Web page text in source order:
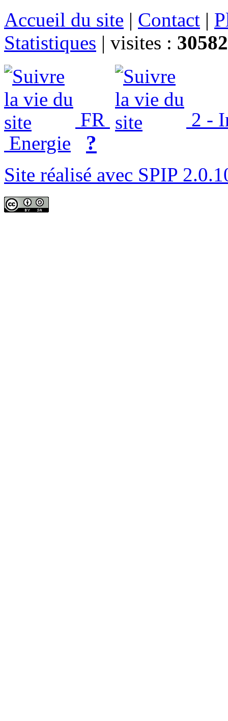
Accueil du site | Contact |
Statistiques | visites :
FR
2 -
Energie
?
Site réalisé avec SPIP